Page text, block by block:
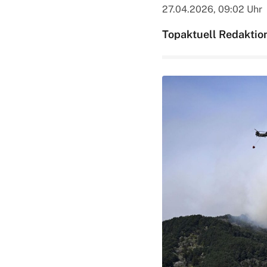
27.04.2026, 09:02 Uhr
Topaktuell